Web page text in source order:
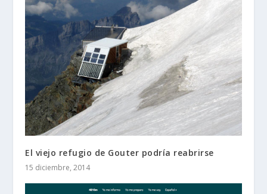
El viejo refugio de Gouter podría reabrirse
15 diciembre, 2014